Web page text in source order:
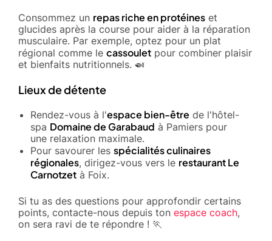
Consommez un repas riche en protéines et
glucides après la course pour aider à la réparation
musculaire. Par exemple, optez pour un plat
régional comme le cassoulet pour combiner plaisir
et bienfaits nutritionnels. 🍛
Lieux de détente
Rendez-vous à l'espace bien-être de l'hôtel-
spa Domaine de Garabaud à Pamiers pour
une relaxation maximale.
Pour savourer les spécialités culinaires
régionales, dirigez-vous vers le restaurant Le
Carnotzet à Foix.
Si tu as des questions pour approfondir certains
points, contacte-nous depuis ton espace coach,
on sera ravi de te répondre ! 🏃